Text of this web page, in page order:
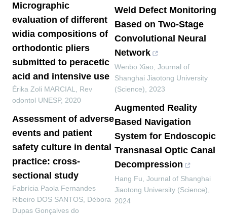
Micrographic
evaluation of different
widia compositions of
orthodontic pliers
submitted to peracetic
acid and intensive use
Érika Zoli MARCIAL
Rev
odontol UNESP, 2020
Assessment of adverse
events and patient
safety culture in dental
practice: cross-
sectional study
Fabrícia Paola Fernandes
Ribeiro DOS SANTOS, Débora
Dupas Gonçalves do
Weld Defect Monitoring
Based on Two-Stage
Convolutional Neural
Network
Wenbo Xiao Journal of
Shanghai Jiaotong University
(Science)
2023
Augmented Reality
Based Navigation
System for Endoscopic
Transnasal Optic Canal
Decompression
Hang Fu Journal of Shanghai
Jiaotong University (Science)
2024